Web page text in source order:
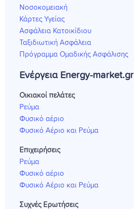
Νοσοκομειακή
Κάρτες Υγείας
Ασφάλεια Κατοικίδιου
Ταξιδιωτική Ασφάλεια
Πρόγραμμα Ομαδικής Ασφάλισης
Ενέργεια Energy-market.gr
Οικιακοί πελάτες
Ρεύμα
Φυσικό αέριο
Φυσικό Αέριο και Ρεύμα
Επιχειρήσεις
Ρεύμα
Φυσικό αέριο
Φυσικό Αέριο και Ρεύμα
Συχνές Ερωτήσεις